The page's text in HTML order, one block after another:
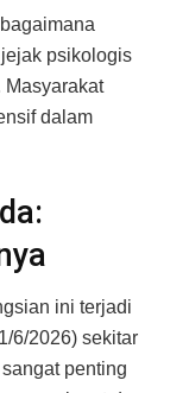
psikologis
dalam
ini terjadi
6/2026) sekitar
penting